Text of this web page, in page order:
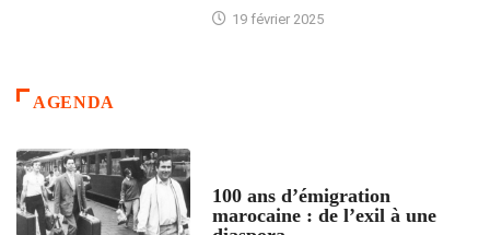
19 février 2025
AGENDA
100 ans d’émigration
marocaine : de l’exil à une